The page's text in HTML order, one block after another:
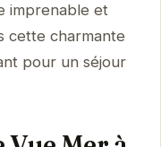
imprenable et
cette charmante
pour un séjour